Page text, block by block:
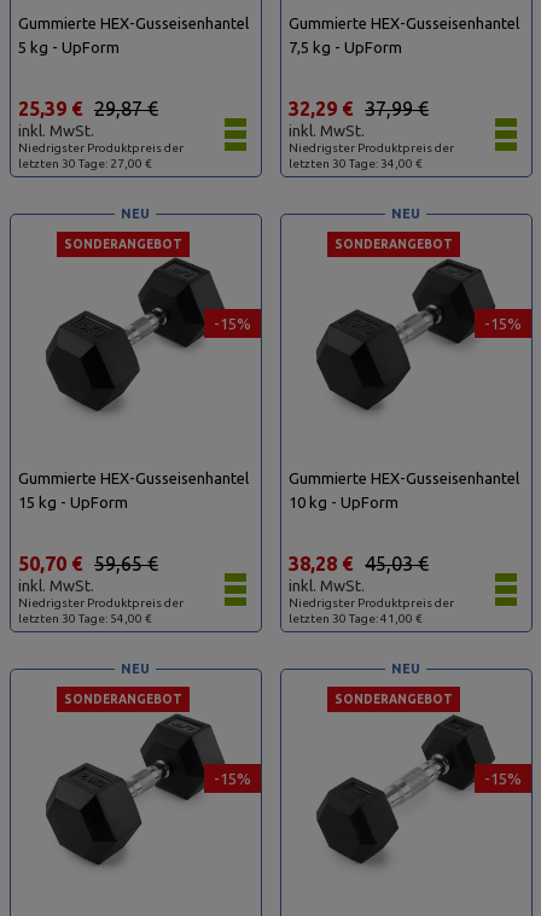
Gummierte HEX-Gusseisenhantel
5 kg - UpForm
Niedrigster Produktpreis der
letzten 30 Tage: 27,00 €
29,87 €
25,39 €
inkl. MwSt.
Gummierte HEX-Gusseisenhantel
7,5 kg - UpForm
Niedrigster Produktpreis der
letzten 30 Tage: 34,00 €
37,99 €
32,29 €
inkl. MwSt.
-15%
SONDERANGEBOT
NEU
Gummierte HEX-Gusseisenhantel
15 kg - UpForm
Niedrigster Produktpreis der
letzten 30 Tage: 54,00 €
59,65 €
50,70 €
inkl. MwSt.
-15%
SONDERANGEBOT
NEU
Gummierte HEX-Gusseisenhantel
10 kg - UpForm
Niedrigster Produktpreis der
letzten 30 Tage: 41,00 €
45,03 €
38,28 €
inkl. MwSt.
-15%
SONDERANGEBOT
NEU
-15%
SONDERANGEBOT
NEU